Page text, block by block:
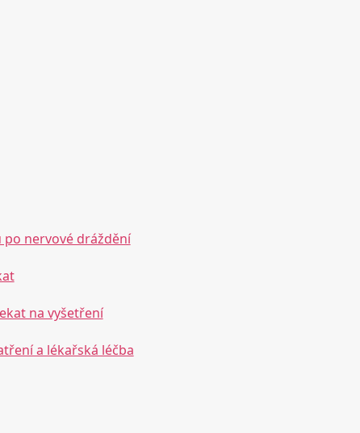
nervové dráždění
na vyšetření
a lékařská léčba